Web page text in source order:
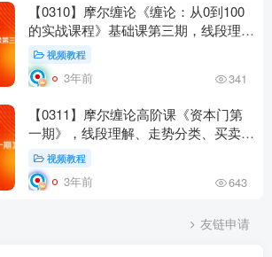
【0310】摩尔缠论《缠论：从0到100
的实战课程》基础课第三期，线段理
解、走势分类、买卖点量化等实用技巧
全面解析！
视频教程
3年前 341
【0311】摩尔缠论高阶课《资本门第
一期》，线段理解、走势分类、买卖点
分析等实战技巧全面解析！
视频教程
3年前 643
友链申请